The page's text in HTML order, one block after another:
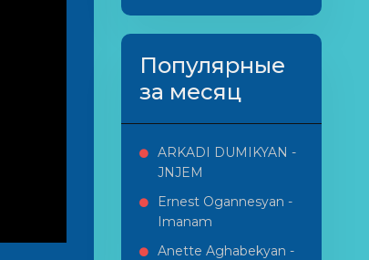
Популярные
за месяц
ARKADI DUMIKYAN -
JNJEM
Ernest Ogannesyan -
Imanam
Anette Aghabekyan -